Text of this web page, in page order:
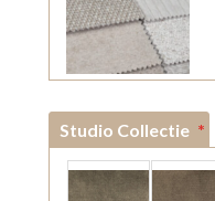
Studio Collectie